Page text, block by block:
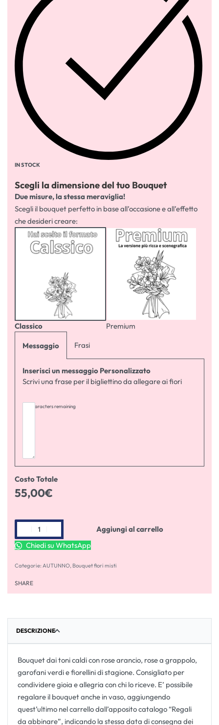
IN STOCK
Scegli la dimensione del tuo Bouquet
Due misure, la stessa meraviglia!
Scegli il bouquet perfetto in base all’occasione e all’effetto
che desideri creare:
Classico Premium
Messaggio Frasi
Inserisci un messaggio Personalizzato
Scrivi una frase per il bigliettino da allegare ai fiori
characters remaining
Costo Totale
55,00€
Aggiungi al carrello
Chiedi su WhatsApp
Categorie: AUTUNNO, Bouquet fiori misti
SHARE
DESCRIZIONE
Bouquet dai toni caldi con rose arancio, rose a grappolo,
garofani verdi e fiorellini di stagione. Consigliato per
condividere gioia e allegria con chi lo riceve. E’ possibile
regalare il bouquet anche in vaso, aggiungendo
quest’ultimo nel carrello dall’apposito catalogo “Regali
da abbinare”, indicando la stessa data di consegna dei